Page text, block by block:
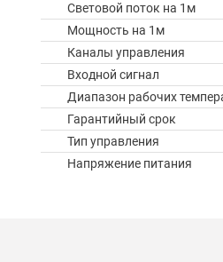
Световой поток на 1м
Мощность на 1м
Каналы управления
Входной сигнал
Диапазон рабочих
Гарантийный срок
Тип управления
Напряжение питания